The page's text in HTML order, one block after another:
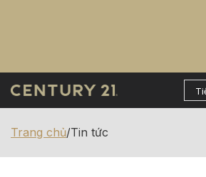
Trang chủ/Tin tức